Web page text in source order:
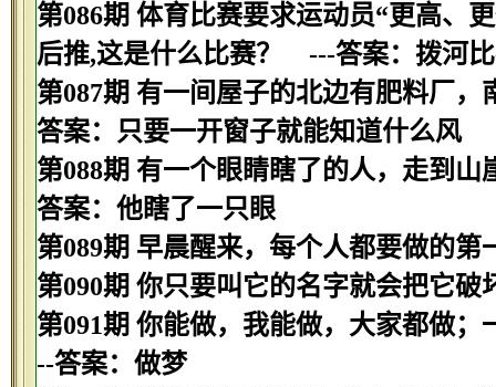
第086期 体育比赛要求运动员“更高、
后推,这是什么比赛？ ---答案：拨河
第087期 有一间屋子的北边有肥料厂
答案：只要一开窗子就能知道什么风
第088期 有一个眼睛瞎了的人，走到
答案：他瞎了一只眼
第089期 早晨醒来，每个人都要做的
第090期 你只要叫它的名字就会把它
第091期 你能做，我能做，大家都做
--答案：做梦